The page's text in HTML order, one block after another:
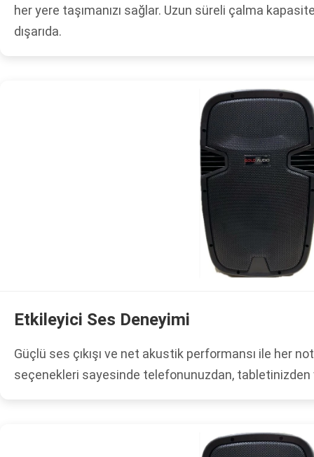
her yere taşımanızı sağlar. Uzun süreli çalma
dışarıda.
Etkileyici Ses Deneyimi
Güçlü ses çıkışı ve net akustik performansı ile her
seçenekleri sayesinde telefonunuzdan, tabletinizden